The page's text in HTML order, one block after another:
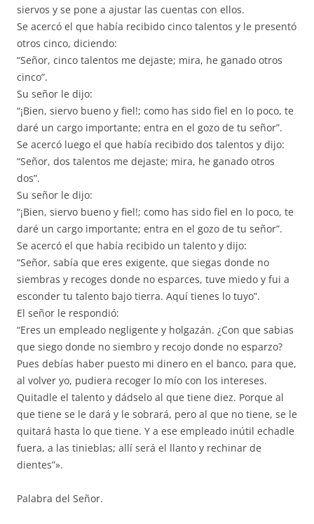
siervos y se pone a ajustar las cuentas con ellos.
Se acercó el que había recibido cinco talentos y le presentó
otros cinco, diciendo:
“Señor, cinco talentos me dejaste; mira, he ganado otros
cinco”.
Su señor le dijo:
“¡Bien, siervo bueno y fiel!; como has sido fiel en lo poco, te
daré un cargo importante; entra en el gozo de tu señor”.
Se acercó luego el que había recibido dos talentos y dijo:
“Señor, dos talentos me dejaste; mira, he ganado otros
dos”.
Su señor le dijo:
“¡Bien, siervo bueno y fiel!; como has sido fiel en lo poco, te
daré un cargo importante; entra en el gozo de tu señor”.
Se acercó el que había recibido un talento y dijo:
“Señor, sabía que eres exigente, que siegas donde no
siembras y recoges donde no esparces, tuve miedo y fui a
esconder tu talento bajo tierra. Aquí tienes lo tuyo”.
El señor le respondió:
“Eres un empleado negligente y holgazán. ¿Con que sabias
que siego donde no siembro y recojo donde no esparzo?
Pues debías haber puesto mi dinero en el banco, para que,
al volver yo, pudiera recoger lo mío con los intereses.
Quitadle el talento y dádselo al que tiene diez. Porque al
que tiene se le dará y le sobrará, pero al que no tiene, se le
quitará hasta lo que tiene. Y a ese empleado inútil echadle
fuera, a las tinieblas; allí será el llanto y rechinar de
dientes”».
Palabra del Señor.